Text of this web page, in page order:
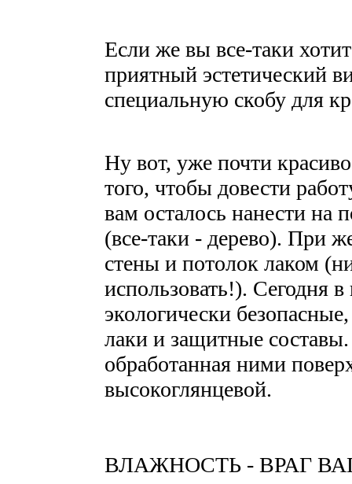
Если же вы все-таки
приятный эстетический
специальную скобу для
Ну вот, уже почти
того, чтобы довести
вам осталось нанести на
(все-таки - дерево). При
стены и потолок лаком
использовать!). Сегодня
экологически
лаки и защитные
обработанная ними
высокоглянцевой.
ВЛАЖНОСТЬ - ВРАГ